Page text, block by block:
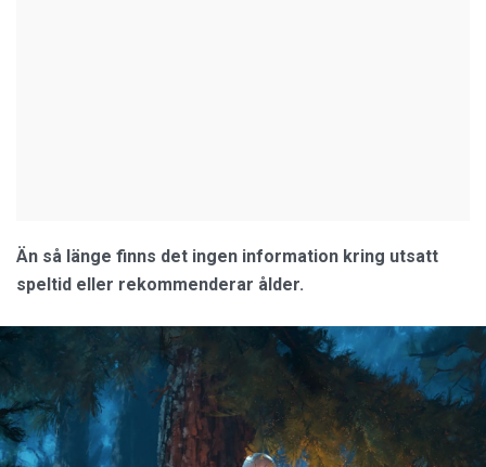
Än så länge finns det ingen information kring utsatt
speltid eller rekommenderar ålder.